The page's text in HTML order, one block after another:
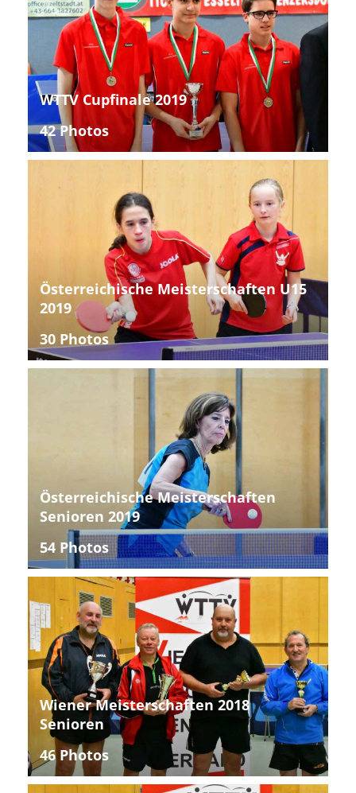
WTTV Cupfinale 2019
42 Photos
Österreichische Meisterschaften U15
2019
30 Photos
Österreichische Meisterschaften
Senioren 2019
54 Photos
Wiener Meisterschaften 2018
Senioren
46 Photos